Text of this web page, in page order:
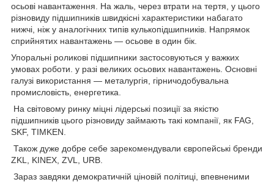
осьові навантаження. На жаль, через втрати на тертя, у цього
різновиду підшипників швидкісні характеристики набагато
нижчі, ніж у аналогічних типів кулькопідшипників. Напрямок
сприйнятих навантажень — осьове в один бік.
Упоральні роликові підшипники застосовуються у важких
умовах роботи. у разі великих осьових навантажень. Основні
галузі використання — металургія, гірничодобувальна
промисловість, енергетика.
На світовому ринку міцні лідерські позиції за якістю
підшипників цього різновиду займають такі компанії, як FAG,
SKF, TIMKEN.
Також дуже добре себе зарекомендували європейські бренди
ZKL, KINEX, ZVL, URB.
Зараз завдяки демократичній ціновій політиці, впевненими